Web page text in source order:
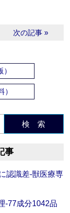
次の記事 »
検 索
事
認識差‐獣医療専
‐77成分1042品